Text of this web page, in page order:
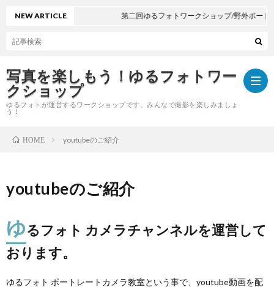
写真を楽しもう！ゆるフォトワー
クショップ
ゆるフォトが運営するワークショップです。みんなで撮影を楽しみましょ
う！
u
に
フ
NEW ARTICLE 第二回ゆるフォトワークショップ/野外ポートレ
HOME youtubeのご紹介
youtubeのご紹介
ゆるフォト カメラチャンネルを運営して
おります。
ゆるフォト ポートレートカメラ教室という事で、youtube動画を配